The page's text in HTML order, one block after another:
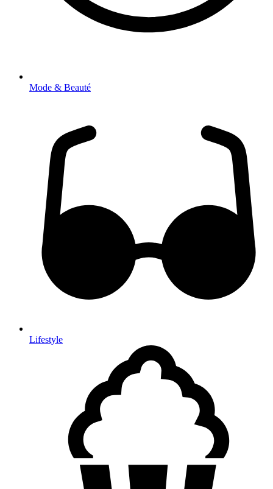
Mode & Beauté
Lifestyle